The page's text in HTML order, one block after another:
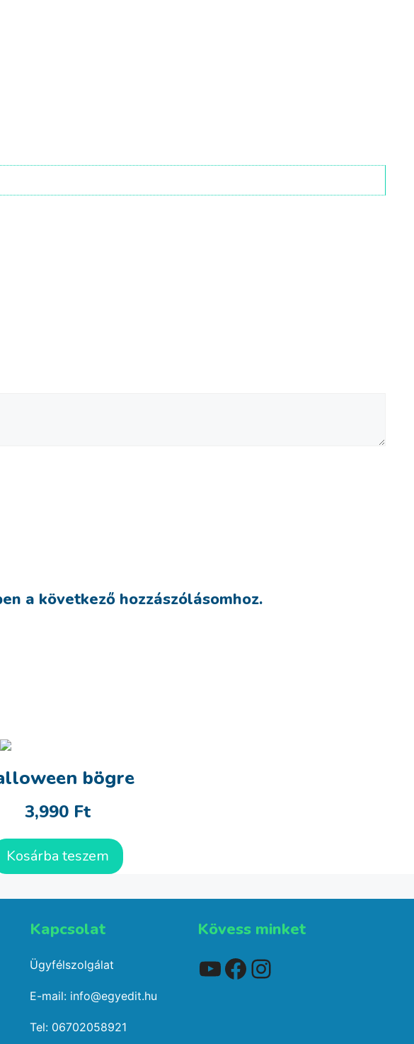
a következő hozzászólásomhoz.
bögre
3,990 Ft
Kosárba teszem
Kapcsolat​
Ügyfélszolgálat
E-mail: info@egyedit.hu
Tel: 06702058921
Kövess minket
YouTube
Facebook
Instagram